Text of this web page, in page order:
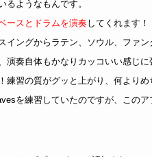
るようなもんです。
ースとドラムを演奏してくれます
イングからラテン、ソウル、ファ
演奏自体もかなりカッコいい感じ
練習の質がグッと上がり、何より
を練習していたのですが、この